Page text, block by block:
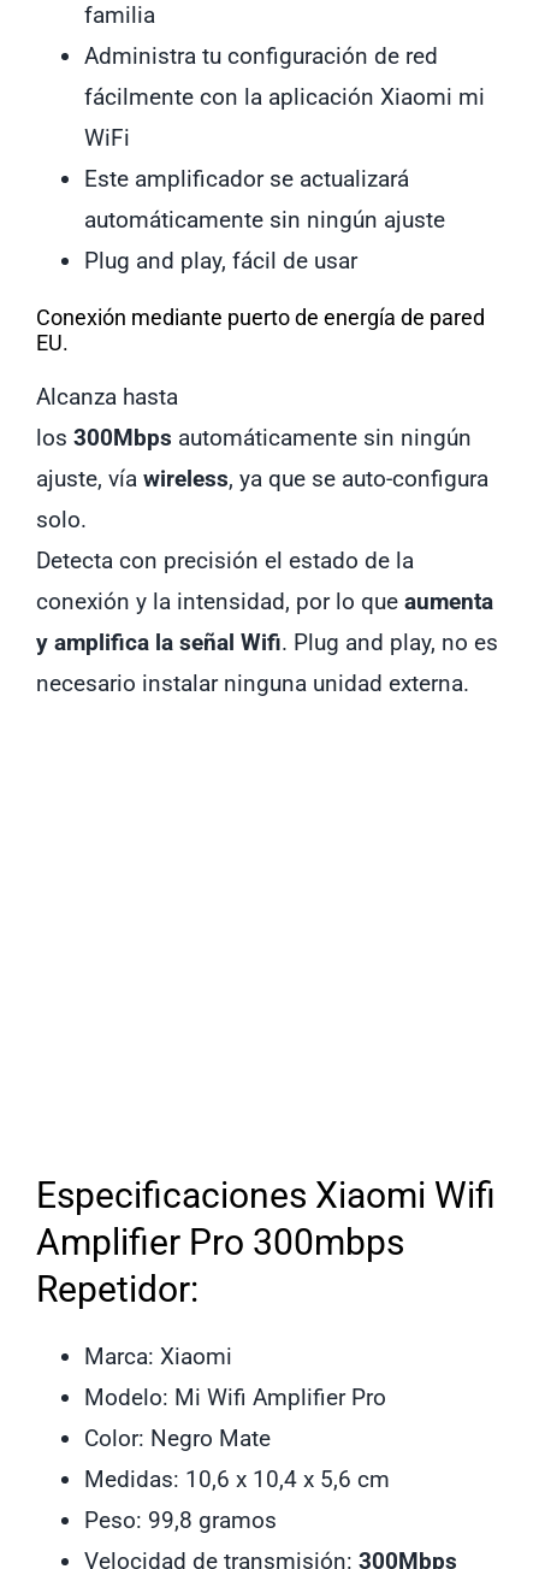
familia
Administra tu configuración de red
fácilmente con la aplicación Xiaomi mi
WiFi
Este amplificador se actualizará
automáticamente sin ningún ajuste
Plug and play, fácil de usar
Conexión mediante puerto de energía de pared
EU.
Alcanza hasta
los 300Mbps automáticamente sin ningún
ajuste, vía wireless, ya que se auto-configura
solo.
Detecta con precisión el estado de la
conexión y la intensidad, por lo que aumenta
y amplifica la señal Wifi. Plug and play, no es
necesario instalar ninguna unidad externa.
Especificaciones Xiaomi Wifi
Amplifier Pro 300mbps
Repetidor:
Marca: Xiaomi
Modelo: Mi Wifi Amplifier Pro
Color: Negro Mate
Medidas: 10,6 x 10,4 x 5,6 cm
Peso: 99,8 gramos
Velocidad de transmisión: 300Mbps